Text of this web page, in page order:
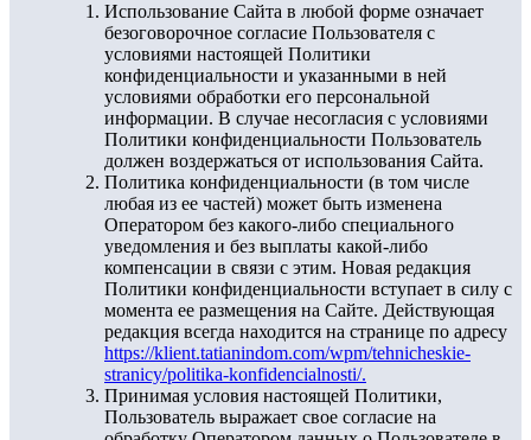
Использование Сайта в любой форме означает
безоговорочное согласие Пользователя с
условиями настоящей Политики
конфиденциальности и указанными в ней
условиями обработки его персональной
информации. В случае несогласия с условиями
Политики конфиденциальности Пользователь
должен воздержаться от использования Сайта.
Политика конфиденциальности (в том числе
любая из ее частей) может быть изменена
Оператором без какого-либо специального
уведомления и без выплаты какой-либо
компенсации в связи с этим. Новая редакция
Политики конфиденциальности вступает в силу с
момента ее размещения на Сайте. Действующая
редакция всегда находится на странице по адресу
https://klient.tatianindom.com/wpm/tehnicheskie-
stranicy/politika-konfidencialnosti/.
Принимая условия настоящей Политики,
Пользователь выражает свое согласие на